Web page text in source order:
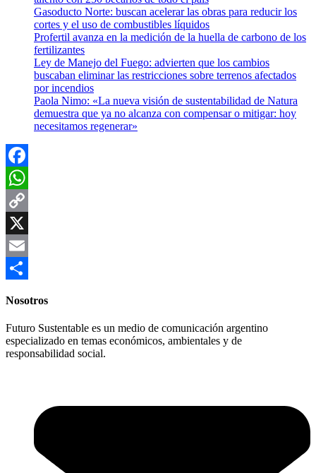
Gasoducto Norte: buscan acelerar las obras para reducir los
cortes y el uso de combustibles líquidos
Profertil avanza en la medición de la huella de carbono de los
fertilizantes
Ley de Manejo del Fuego: advierten que los cambios
buscaban eliminar las restricciones sobre terrenos afectados
por incendios
Paola Nimo: «La nueva visión de sustentabilidad de Natura
demuestra que ya no alcanza con compensar o mitigar: hoy
necesitamos regenerar»
Facebook
WhatsApp
Copy
Link
X
Email
Nosotros
Futuro Sustentable es un medio de comunicación argentino
especializado en temas económicos, ambientales y de
responsabilidad social.